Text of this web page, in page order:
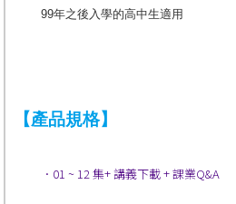
99年之後入學的高中生適用
【產品規格】
．01 ~ 12 集+ 講義下載 + 課業Q&A